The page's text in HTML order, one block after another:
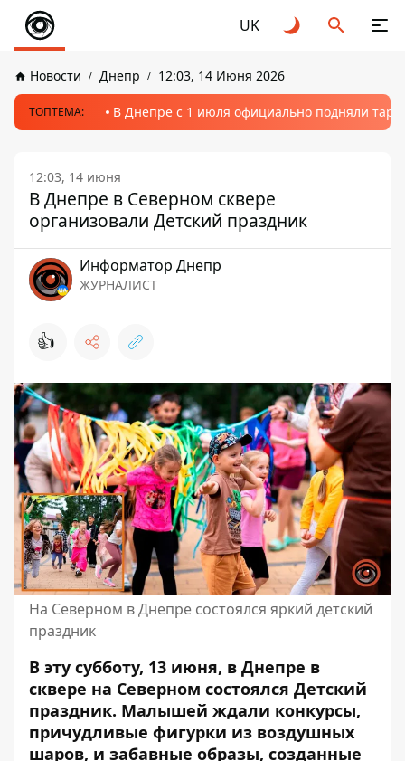
UK
Новости Днепр 12:03, 14 Июня 2026
ТОПТЕМА: В Днепре с 1 июля официально подняли
12:03, 14 июня
В Днепре в Северном сквере
организовали Детский праздник
Информатор Днепр
ЖУРНАЛИСТ
👍
На Северном в Днепре состоялся яркий детский
праздник
В эту субботу, 13 июня, в Днепре в
сквере на Северном состоялся Детский
праздник. Малышей ждали конкурсы,
причудливые фигурки из воздушных
шаров, и забавные образы, созданные